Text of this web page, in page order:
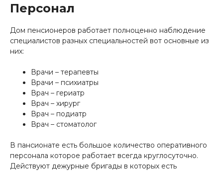
Персонал
Дом пенсионеров работает полноценно наблюдение
специалистов разных специальностей вот основные из
них:
Врачи – терапевты
Врачи – психиатры
Врач – гериатр
Врач – хирург
Врач – подиатр
Врач – стоматолог
В пансионате есть большое количество оперативного
персонала которое работает всегда круглосуточно.
Действуют дежурные бригады в которых есть